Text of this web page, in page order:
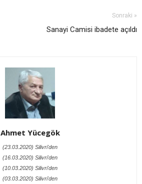
Sonraki »
Sanayi Camisi ibadete açıldı
Ahmet Yücegök
(23.03.2020) Silivri'den
(16.03.2020) Silivri'den
(10.03.2020) Silivri'den
(03.03.2020) Silivri'den